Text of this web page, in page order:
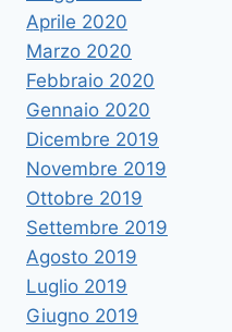
Aprile 2020
Marzo 2020
Febbraio 2020
Gennaio 2020
Dicembre 2019
Novembre 2019
Ottobre 2019
Settembre 2019
Agosto 2019
Luglio 2019
Giugno 2019